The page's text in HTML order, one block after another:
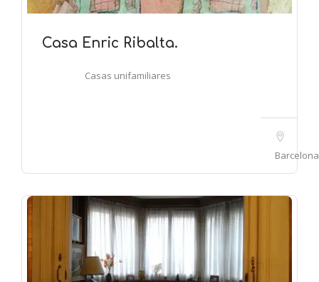
Casa Enric Ribalta.
Casas unifamiliares
Barcelona